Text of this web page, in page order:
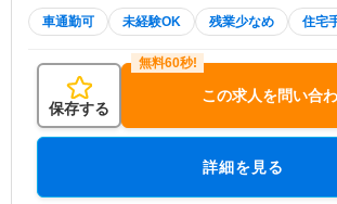
車通勤可 未経験OK 残業少なめ 住宅
保存する
この求人を問い合
詳細を見る